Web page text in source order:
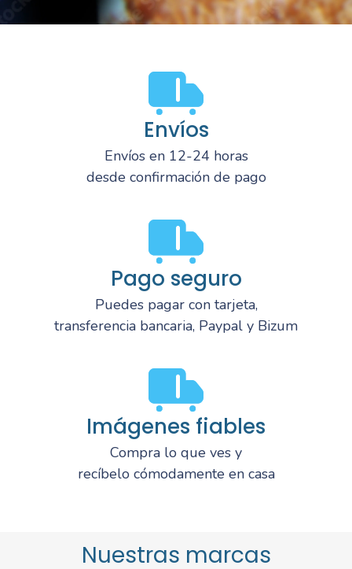
Envíos
Envíos en 12-24 horas
desde confirmación de pago
Pago seguro
Puedes pagar con tarjeta,
transferencia bancaria, Paypal y Bizum
Imágenes fiables
Compra lo que ves y
recíbelo cómodamente en casa
Nuestras marcas